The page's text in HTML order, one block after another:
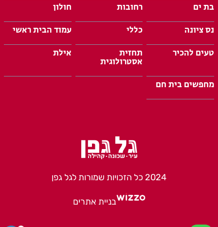
בת ים
רחובות
חולון
נס ציונה
כללי
עמוד הבית ראשי
טעים להכיר
תחזית
אסטרולוגית
אילת
מחפשים בית חם
2024 כל הזכויות שמורות לגל גפן
בניית אתרים